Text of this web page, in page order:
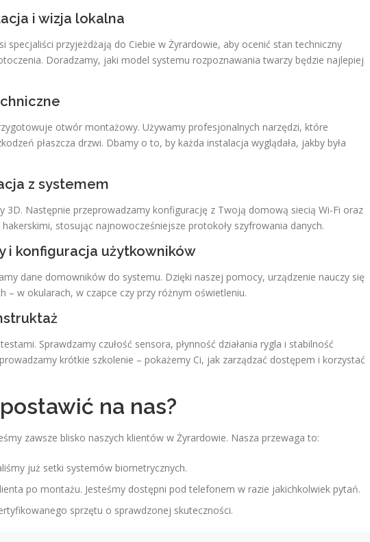
i wizja lokalna
specjaliści przyjeżdżają do Ciebie w Żyrardowie, aby ocenić stan techniczny
Doradzamy, jaki model systemu rozpoznawania twarzy będzie najlepiej
otwór montażowy. Używamy profesjonalnych narzędzi, które
płaszcza drzwi. Dbamy o to, by każda instalacja wyglądała, jakby była
z systemem
3D. Następnie przeprowadzamy konfigurację z Twoją domową siecią Wi-Fi oraz
stosując najnowocześniejsze protokoły szyfrowania danych.
i konfiguracja użytkowników
dane domowników do systemu. Dzięki naszej pomocy, urządzenie nauczy się
– w okularach, w czapce czy przy różnym oświetleniu.
Sprawdzamy czułość sensora, płynność działania rygla i stabilność
krótkie szkolenie – pokażemy Ci, jak zarządzać dostępem i korzystać
na nas?
zawsze blisko naszych klientów w Żyrardowie. Nasza przewaga to:
już setki systemów biometrycznych.
po montażu. Jesteśmy dostępni pod telefonem w razie jakichkolwiek pytań.
sprzętu o sprawdzonej skuteczności.